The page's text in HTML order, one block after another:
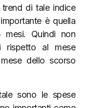
di tale indice
è quella
Quindi non
rispetto al mese
dello scorso
sono le spese